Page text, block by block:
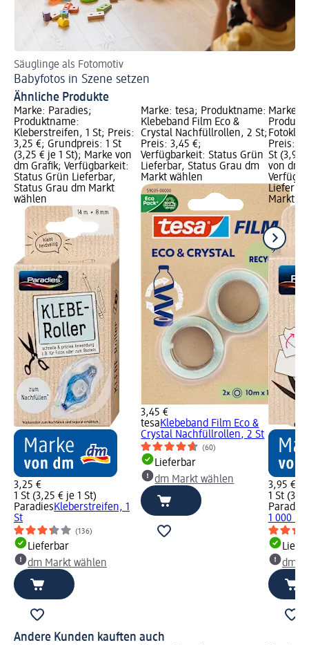
Säuglinge als Fotomotiv
Babyfotos in Szene setzen
Ähnliche Produkte
Marke: Paradies;
Produktname:
Kleberstreifen, 1 St; Preis:
3,25 €; Grundpreis: 1 St
(3,25 € je 1 St); Marke von
dm Grafik; Verfügbarkeit:
Status Grün Lieferbar,
Status Grau dm Markt
wählen
3,25 €
1 St (3,25 € je 1 St)
ParadiesKleberstreifen, 1
St
(136)
Lieferbar
dm Markt wählen
Marke: tesa; Produktname:
Klebeband Film Eco &
Crystal Nachfüllrollen, 2 St;
Preis: 3,45 €;
Verfügbarkeit: Status Grün
Lieferbar, Status Grau dm
Markt wählen
3,45 €
tesaKlebeband Film Eco &
Crystal Nachfüllrollen, 2 St
(60)
Lieferbar
dm Markt wählen
Marke:
Preis:
St (3,95
von dm
Markt
3,95 €
1 St
Paradies
1 000 St
dm
Andere Kunden kauften auch